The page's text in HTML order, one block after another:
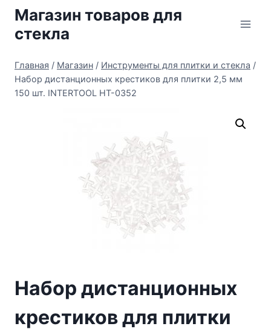
Перейти
содержимому
Магазин товаров для
стекла
Главная / Магазин / Инструменты для плитки и стекла /
Набор дистанционных крестиков для плитки 2,5 мм
150 шт. INTERTOOL HT-0352
Набор дистанционных
крестиков для плитки